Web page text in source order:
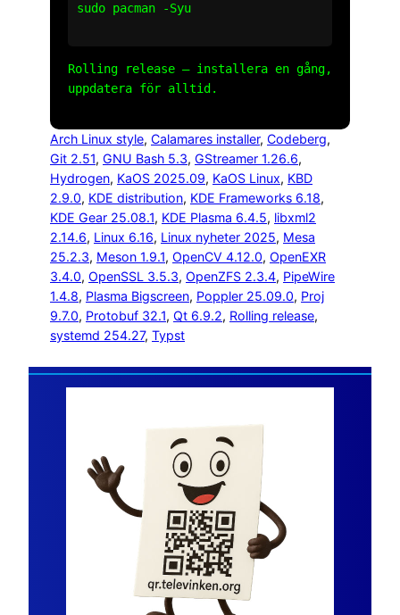
sudo pacman -Syu
Rolling release – installera en gång,
uppdatera för alltid.
Arch Linux style, Calamares installer, Codeberg
Git 2.51, GNU Bash 5.3, GStreamer 1.26.6
Hydrogen, KaOS 2025.09, KaOS Linux, KBD
2.9.0, KDE distribution, KDE Frameworks 6.18
KDE Gear 25.08.1, KDE Plasma 6.4.5, libxml2
2.14.6, Linux 6.16, Linux nyheter 2025, Mesa
25.2.3, Meson 1.9.1, OpenCV 4.12.0, OpenEXR
3.4.0, OpenSSL 3.5.3, OpenZFS 2.3.4, PipeWire
1.4.8, Plasma Bigscreen, Poppler 25.09.0, Proj
9.7.0, Protobuf 32.1, Qt 6.9.2, Rolling release
systemd 254.27, Typst